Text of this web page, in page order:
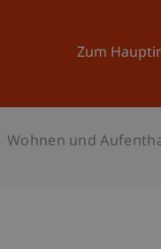
Zum
Universität
Wohnen und